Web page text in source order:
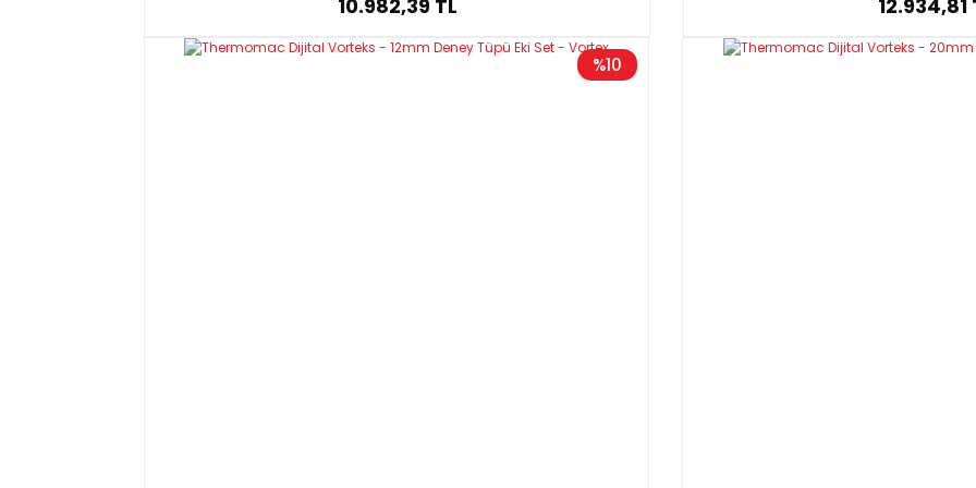
10.982,39 TL 12.934,81
%10